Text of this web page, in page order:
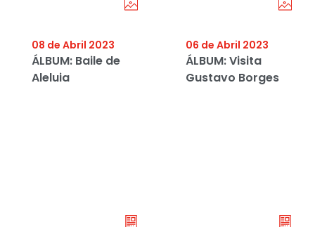
08 de Abril 2023
ÁLBUM: Baile de
Aleluia
06 de Abril 2023
ÁLBUM: Visita
Gustavo Borges